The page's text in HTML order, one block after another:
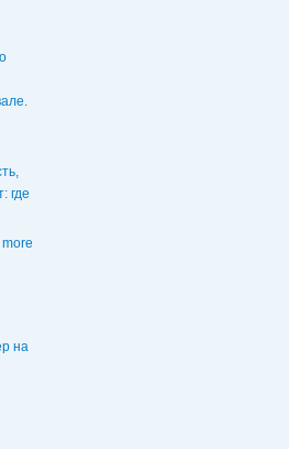
где
more
на